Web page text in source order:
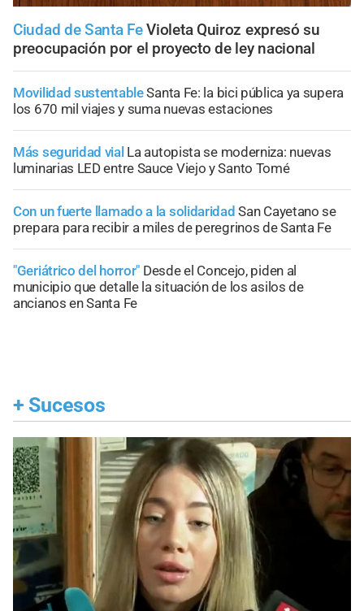
Ciudad de Santa Fe Violeta Quiroz expresó su
preocupación por el proyecto de ley nacional
Movilidad sustentableSanta Fe: la bici pública ya supera
los 670 mil viajes y suma nuevas estaciones
Más seguridad vial La autopista se moderniza: nuevas
luminarias LED entre Sauce Viejo y Santo Tomé
Con un fuerte llamado a la solidaridad San Cayetano se
prepara para recibir a miles de peregrinos de Santa Fe
"Geriátrico del horror" Desde el Concejo, piden al
municipio que detalle la situación de los asilos de
ancianos en Santa Fe
+ Sucesos